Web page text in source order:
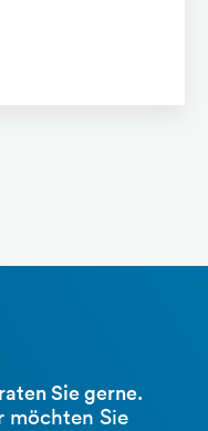
Sie gerne.
möchten Sie